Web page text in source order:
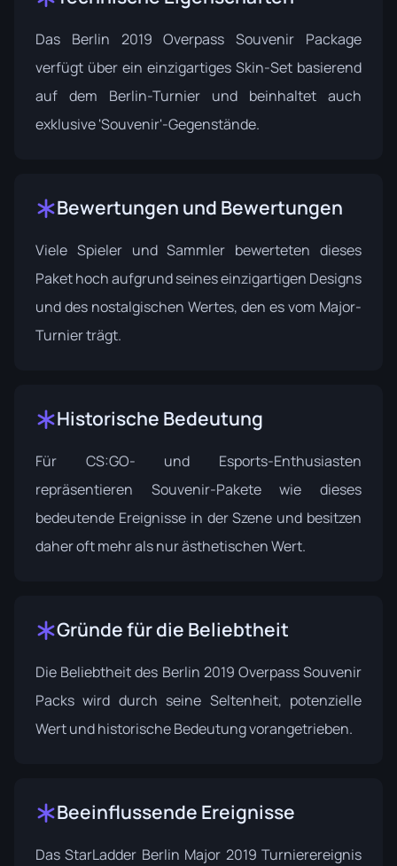
Das Berlin 2019 Overpass Souvenir Package
verfügt über ein einzigartiges Skin-Set basierend
auf dem Berlin-Turnier und beinhaltet auch
exklusive 'Souvenir'-Gegenstände.
Bewertungen und Bewertungen
Viele Spieler und Sammler bewerteten dieses
Paket hoch aufgrund seines einzigartigen Designs
und des nostalgischen Wertes, den es vom Major-
Turnier trägt.
Historische Bedeutung
Für CS:GO- und Esports-Enthusiasten
repräsentieren Souvenir-Pakete wie dieses
bedeutende Ereignisse in der Szene und besitzen
daher oft mehr als nur ästhetischen Wert.
Gründe für die Beliebtheit
Die Beliebtheit des Berlin 2019 Overpass Souvenir
Packs wird durch seine Seltenheit, potenzielle
Wert und historische Bedeutung vorangetrieben.
Beeinflussende Ereignisse
DasStarLadder Berlin Major 2019 Turnierereignis